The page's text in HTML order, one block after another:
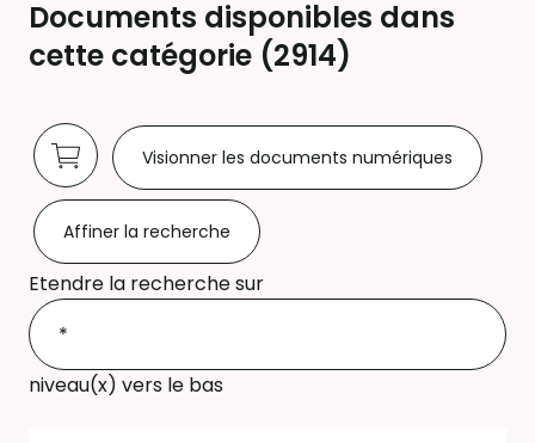
Documents disponibles dans
cette catégorie (2914)
Visionner les documents numériques
Affiner la recherche
Etendre la recherche sur
niveau(x) vers le bas